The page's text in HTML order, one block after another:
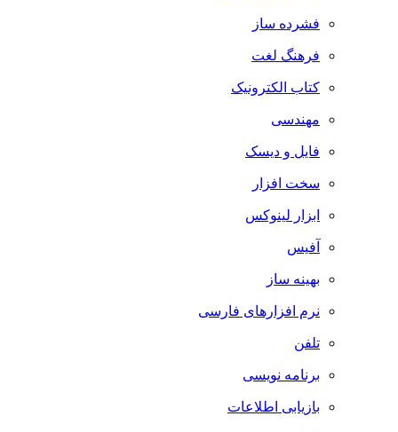
فشرده ساز
فرهنگ لغت
کتاب الکترونیک
مهندسی
فایل و دیسک
سخت افزار
ابزار لینوکس
آفیس
بهینه ساز
نرم افزارهای فارسی
تلفن
برنامه نویسی
بازیابی اطلاعات